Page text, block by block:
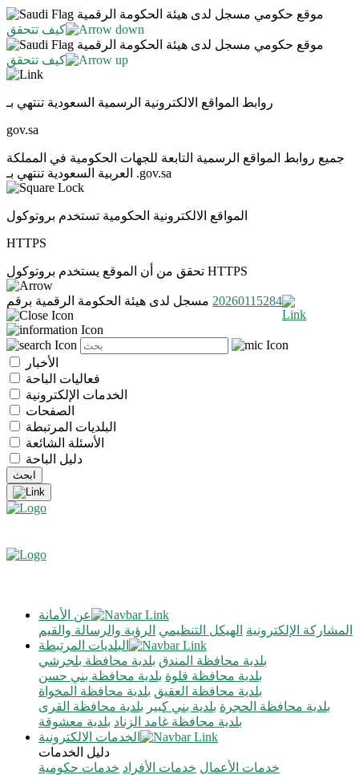
موقع حكومي مسجل لدى هيئة الحكومة الرقمية
كيف تتحقق
موقع حكومي مسجل لدى هيئة الحكومة الرقمية
كيف تتحقق
روابط المواقع الالكترونية الرسمية السعودية تنتهي بـ
gov.sa
جميع روابط المواقع الرسمية التابعة للجهات الحكومية في المملكة
العربية السعودية تنتهي بـ .gov.sa
المواقع الالكترونية الحكومية تستخدم بروتوكول
HTTPS
تحقق من أن الموقع يستخدم بروتوكول HTTPS
مسجل لدى هيئة الحكومة الرقمية برقم 20260115284
الأخبار
فعاليات الباحة
الخدمات الإلكترونية
الصفحات
البلديات المرتبطة
الأسئلة الشائعة
دليل الباحة
عن الأمانة
الرؤية والرسالة والقيم الهيكل التنظيمي المشاركة الإلكترونية
البلديات المرتبطة
بلدية محافظة بلجرشي بلدية محافظة المندق
بلدية محافظة بني حسن بلدية محافظة قلوة
بلدية محافظة المخواة بلدية محافظة العقيق
بلدية محافظة القرى بلدية بني كبير بلدية محافظة الحجرة
بلدية معشوقة بلدية محافظة غامد الزناد
الخدمات الالكترونية
دليل الخدمات
خدمات حكومية خدمات الأفراد خدمات الأعمال